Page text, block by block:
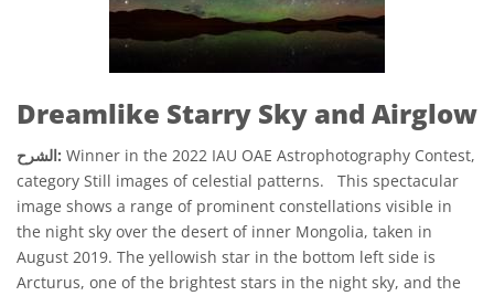
Dreamlike Starry Sky and Airglow
الشرح: Winner in the 2022 IAU OAE Astrophotography Contest,
category Still images of celestial patterns. This spectacular
image shows a range of prominent constellations visible in
the night sky over the desert of inner Mongolia, taken in
August 2019. The yellowish star in the bottom left side is
Arcturus, one of the brightest stars in the night sky, and the